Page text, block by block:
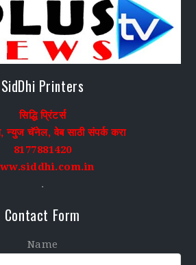
SidDhi Printers
सिद्धि प्रिंटर्स
न्युज चॅनेल, वेब साठी संपर्क करा
8177881420
.
Contact Form
Name